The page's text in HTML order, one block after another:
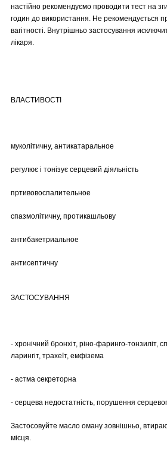
настійно рекомендуємо проводити тест на
годин до використання. Не рекомендується
вагітності. Внутрішньо застосування
лікаря.
ВЛАСТИВОСТІ
муколітичну, антикатаральное
регулює і тонізує серцевий діяльність
пртивовоспалительное
спазмолітичну, протикашльову
антибакетриальное
антисептичну
ЗАСТОСУВАННЯ
- хронічний бронхіт, ріно-фаринго-тонзиліт,
ларингіт, трахеїт, емфізема
- астма секреторна
- серцева недостатність, порушення
Застосовуйте масло оману зовнішньо,
місця.